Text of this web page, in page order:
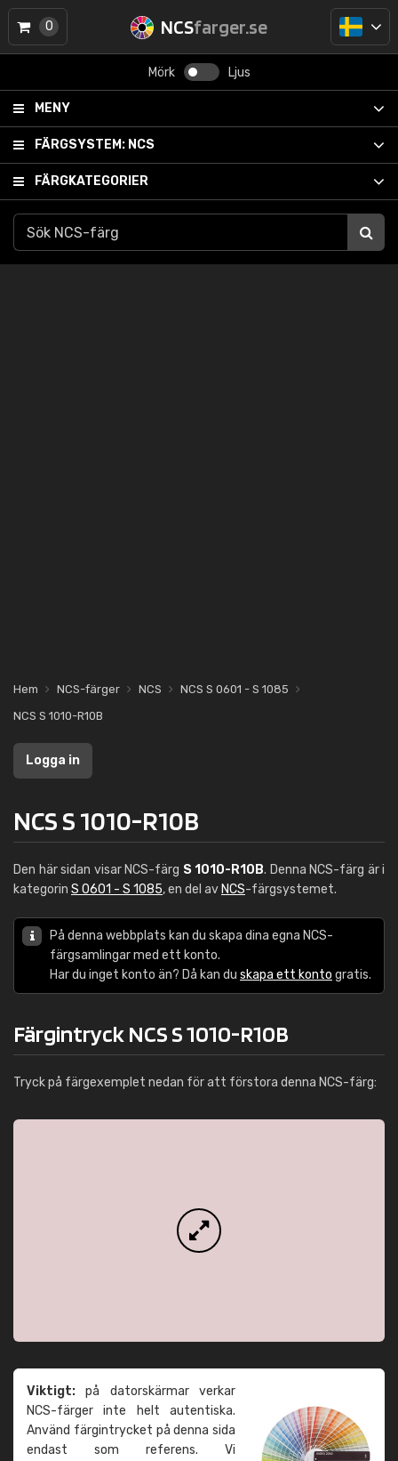
NCSfarger.se
Mörk Ljus
MENY
FÄRGSYSTEM: NCS
FÄRGKATEGORIER
0
Hem NCS-färger NCS
NCS S 0601 - S 1085
NCS S 1010-R10B
Logga in
NCS S 1010-R10B
Den här sidan visar NCS-färg S 1010-R10B. Denna NCS-färg är i
kategorin S 0601 - S 1085, en del av NCS-färgsystemet.
På denna webbplats kan du skapa dina egna NCS-
färgsamlingar med ett konto.
Har du inget konto än? Då kan du skapa ett konto gratis.
Färgintryck NCS S 1010-R10B
Tryck på färgexemplet nedan för att förstora denna NCS-färg:
Viktigt: på datorskärmar verkar
NCS-färger inte helt autentiska.
Använd färgintrycket på denna sida
endast som referens. Vi